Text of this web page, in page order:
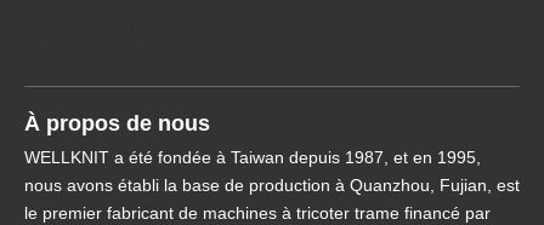
À propos de nous
WELLKNIT a été fondée à Taiwan depuis 1987, et en 1995,
nous avons établi la base de production à Quanzhou, Fujian, est
le premier fabricant de machines à tricoter trame financé par